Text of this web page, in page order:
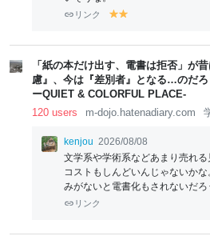
リンク
y
lo
w
lo
「紙の本だけ出す、電書は拒否」が
慮』、今は『差別者』となる…のだ
ーQUIET & COLORFUL PLACE-
120 users
m-dojo.hatenadiary.com
kenjou 2026/08/08
文学系や学術系などあまり売れ
コストもしんどいんじゃないか
みがないと電書化もされないだろ
リンク